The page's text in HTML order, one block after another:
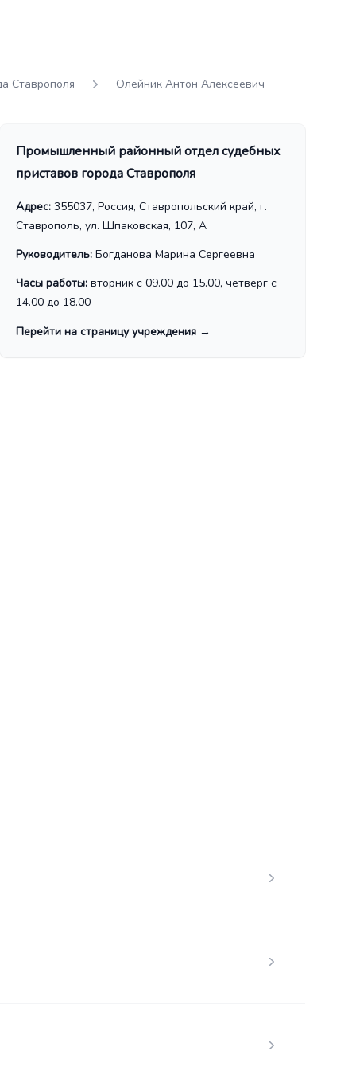
Ставрополя Олейник Антон Алексеевич
Промышленный районный отдел судебных
приставов города Ставрополя
Адрес: 355037, Россия, Ставропольский край, г.
Ставрополь, ул. Шпаковская, 107, А
Руководитель: Богданова Марина Сергеевна
Часы работы: вторник с 09.00 до 15.00, четверг с
14.00 до 18.00
Перейти на страницу учреждения →